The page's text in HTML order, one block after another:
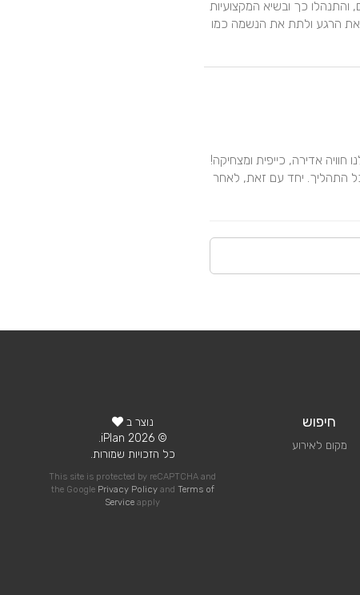
חיפוש
מקום לאירוע
נוצר ב
© 2026 iPlan.
כל הזכויות שמורות.
This site is protected by reCAPTCHA and
the Google Privacy Policyand Terms of
Service apply